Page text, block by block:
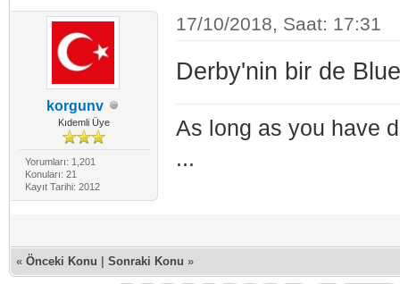
korgunv
Kıdemli Üye
Yorumları: 1,201
Konuları: 21
Kayıt Tarihi: 2012
17/10/2018, Saat: 17:31
Derby'nin bir de
As long as you have
...
« Önceki Konu Sonraki Konu »